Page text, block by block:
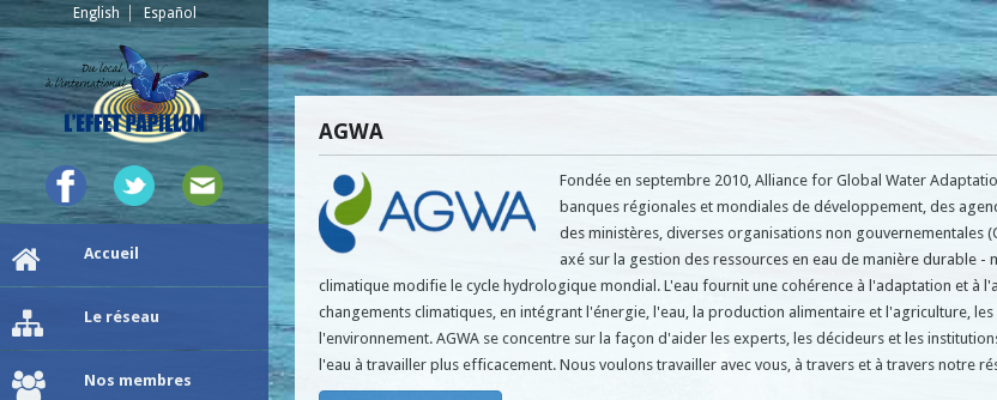
English Español
Accueil
Le réseau
Nos membres
AGWA
Fondée en septembre 2010, Alliance for Global Water
banques régionales et mondiales de développement, des
des ministères, diverses organisations non gouvernementales
axé sur la gestion des ressources en eau de manière durable -
climatique modifie le cycle hydrologique mondial. L'eau fournit une cohérence à l'adaptation et à
changements climatiques, en intégrant l'énergie, l'eau, la production alimentaire et l'agriculture, les
l'environnement. AGWA se concentre sur la façon d'aider les experts, les décideurs et les
l'eau à travailler plus efficacement. Nous voulons travailler avec vous, à travers et à travers notre